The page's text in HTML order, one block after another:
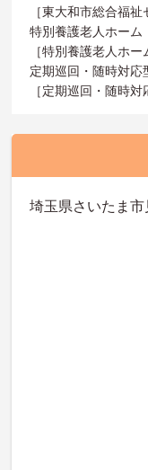
［東大和市総合福
特別養護老人ホーム
［特別養護老人ホー
定期巡回・随時対応
［定期巡回・随時
埼玉県さいたま